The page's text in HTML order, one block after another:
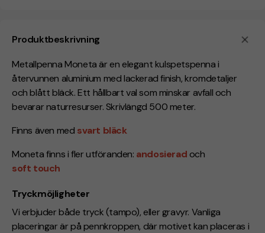
Produktbeskrivning
Metallpenna Moneta är en elegant kulspetspenna i
återvunnen aluminium med lackerad finish, kromdetaljer
och blått bläck. Ett hållbart val som minskar avfall och
bevarar naturresurser. Skrivlängd 500 meter.
Finns även med svart bläck
Moneta finns i fler utföranden: andosierad och
soft touch
Tryckmöjligheter
Vi erbjuder både tryck (tampo), eller gravyr. Vanliga
placeringar är på pennkroppen, där motivet kan placeras i